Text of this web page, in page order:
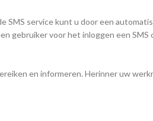
service kunt u door een
gebruiker voor het inloggen een
en informeren. Herinner uw